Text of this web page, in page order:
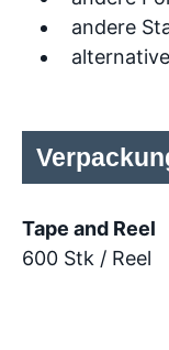
andere
Tape and Reel
600 Stk / Reel